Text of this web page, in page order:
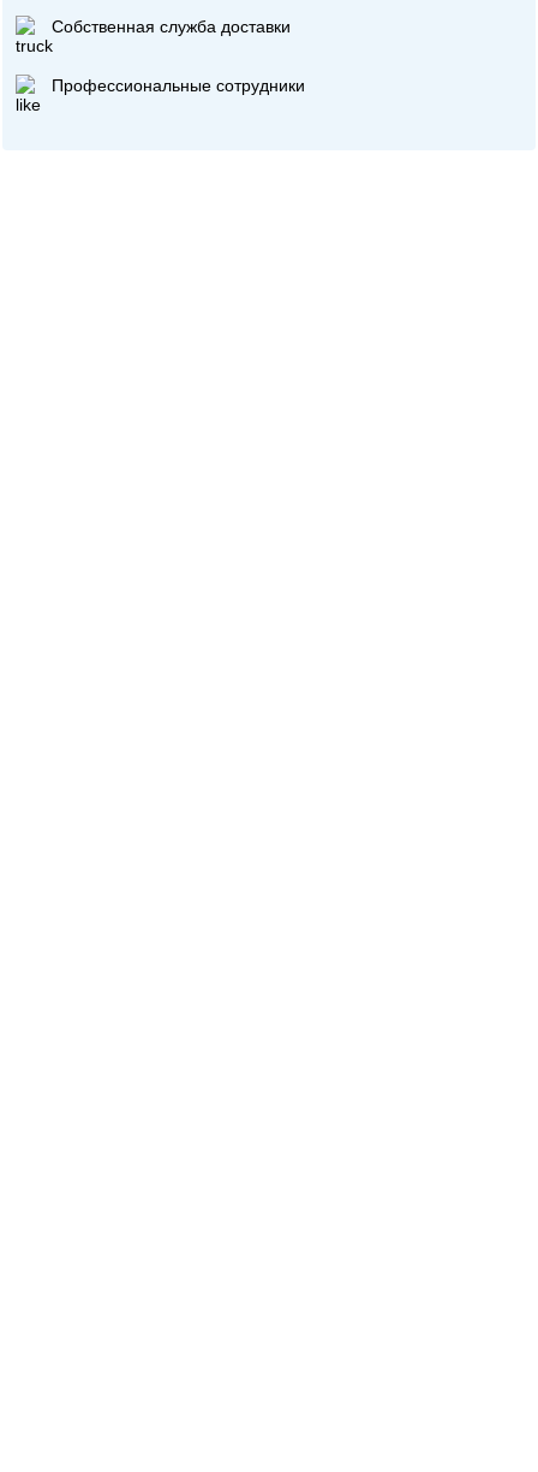
Собственная служба доставки
Профессиональные сотрудники